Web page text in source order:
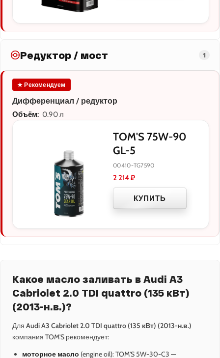
Редуктор / мост 1
★ Рекомендуем
Дифференциал / редуктор
Объём: 0.90 л
TOM'S 75W-90
GL-5
00410-TG7590
2 214₽
КУПИТЬ
Какое масло заливать в Audi A3
Cabriolet 2.0 TDI quattro (135 кВт)
(2013-н.в.)?
Для Audi A3 Cabriolet 2.0 TDI quattro (135 кВт) (2013-н.в.)
компания TOM'S рекомендует:
моторное масло (engine oil): TOM'S 5W-30-C3 —